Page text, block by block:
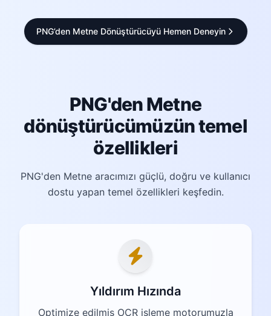
PNG’den Metne Dönüştürücüyü Hemen Deneyin
PNG'den Metne
dönüştürücümüzün temel
özellikleri
PNG'den Metne aracımızı güçlü, doğru ve kullanıcı
dostu yapan temel özellikleri keşfedin.
Yıldırım Hızında
Optimize edilmiş OCR işleme motorumuzla